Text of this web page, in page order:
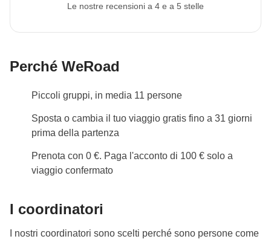
Le nostre recensioni a 4 e a 5 stelle
Perché WeRoad
Piccoli gruppi, in media 11 persone
Sposta o cambia il tuo viaggio gratis fino a 31 giorni
prima della partenza
Prenota con 0 €. Paga l'acconto di 100 € solo a
viaggio confermato
I coordinatori
I nostri coordinatori sono scelti perché sono persone come